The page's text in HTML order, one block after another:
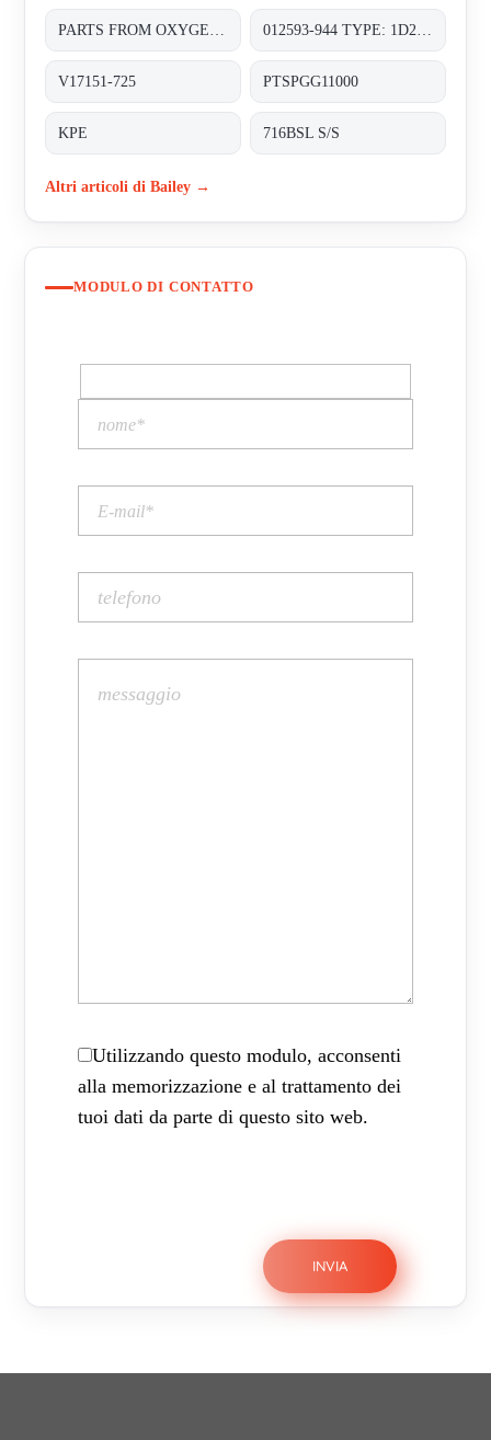
V17151-725 PTSPGG11000
KPE 716BSL S/S
Altri articoli di Bailey →
MODULO DI CONTATTO
Utilizzando questo modulo, acconsenti
alla memorizzazione e al trattamento dei
tuoi dati da parte di questo sito web.